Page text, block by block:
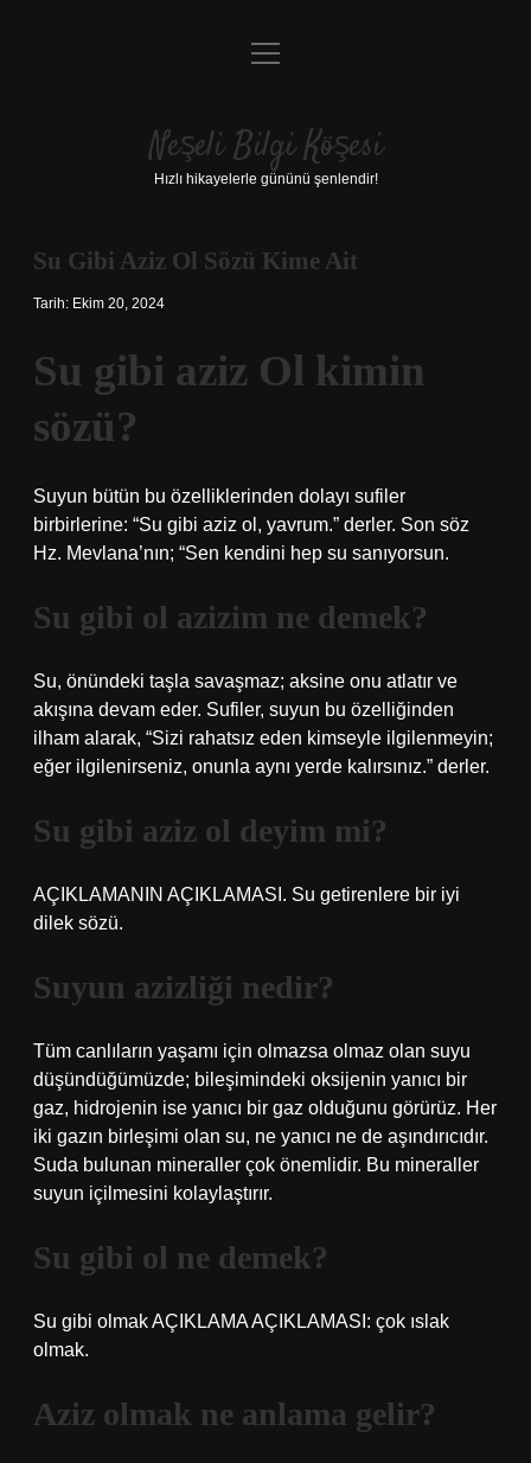
Anasayfa
Yasal Uyarı
menüyü
Neşeli Bilgi Köşesi
Hızlı hikayelerle gününü şenlendir!
Su Gibi Aziz Ol Sözü Kime Ait
Tarih: Ekim 20, 2024
Su gibi aziz Ol kimin
sözü?
Suyun bütün bu özelliklerinden dolayı sufiler
birbirlerine: “Su gibi aziz ol, yavrum.” derler. Son söz
Hz. Mevlana’nın; “Sen kendini hep su sanıyorsun.
Su gibi ol azizim ne demek?
Su, önündeki taşla savaşmaz; aksine onu atlatır ve
akışına devam eder. Sufiler, suyun bu özelliğinden
ilham alarak, “Sizi rahatsız eden kimseyle ilgilenmeyin;
eğer ilgilenirseniz, onunla aynı yerde kalırsınız.” derler.
Su gibi aziz ol deyim mi?
AÇIKLAMANIN AÇIKLAMASI. Su getirenlere bir iyi
dilek sözü.
Suyun azizliği nedir?
Tüm canlıların yaşamı için olmazsa olmaz olan suyu
düşündüğümüzde; bileşimindeki oksijenin yanıcı bir
gaz, hidrojenin ise yanıcı bir gaz olduğunu görürüz. Her
iki gazın birleşimi olan su, ne yanıcı ne de aşındırıcıdır.
Suda bulunan mineraller çok önemlidir. Bu mineraller
suyun içilmesini kolaylaştırır.
Su gibi ol ne demek?
Su gibi olmak AÇIKLAMA AÇIKLAMASI: çok ıslak
olmak.
Aziz olmak ne anlama gelir?